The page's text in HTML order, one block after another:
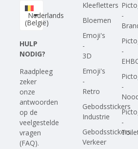
Nederlands
(België)
HULP
NODIG?
Raadpleeg
zeker
onze
antwoorden
op de
veelgestelde
vragen
(FAQ).
Kleefletters
Bloemen
Emoji's
-
3D
Emoji's
-
Retro
Gebodsstickers
Industrie
Gebodsstickers
Verkeer
-
-
-
-